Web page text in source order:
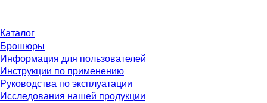
Каталог
Брошюры
Информация для пользователей
Инструкции по применению
Руководства по эксплуатации
Исследования нашей продукции